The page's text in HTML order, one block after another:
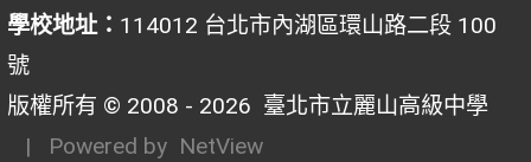
學校地址： 114012 台北市內湖區環山路二段 100
號
版權所有 © 2008 - 2026 臺北市立麗山高級中學
| Powered by NetView